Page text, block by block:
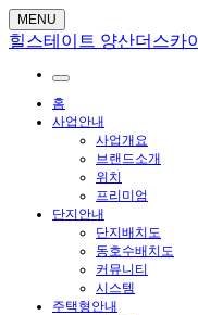
MENU
힐스테이트 양산더스카이
홈
사업안내
사업개요
브랜드소개
위치
프리미엄
단지안내
단지배치도
동호수배치도
커뮤니티
시스템
주택형안내